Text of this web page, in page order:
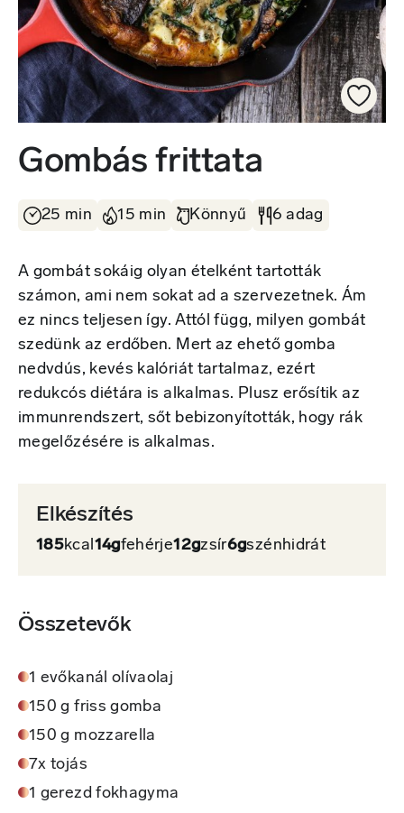
Gombás frittata
25 min 15 min Könnyű 6 adag
A gombát sokáig olyan ételként tartották
számon, ami nem sokat ad a szervezetnek. Ám
ez nincs teljesen így. Attól függ, milyen gombát
szedünk az erdőben. Mert az ehető gomba
nedvdús, kevés kalóriát tartalmaz, ezért
redukcós diétára is alkalmas. Plusz erősítik az
immunrendszert, sőt bebizonyították, hogy rák
megelőzésére is alkalmas.
Elkészítés
185kcal14gfehérje12gzsír6gszénhidrát
Összetevők
1 evőkanál olívaolaj
150 g friss gomba
150 g mozzarella
7x tojás
1 gerezd fokhagyma